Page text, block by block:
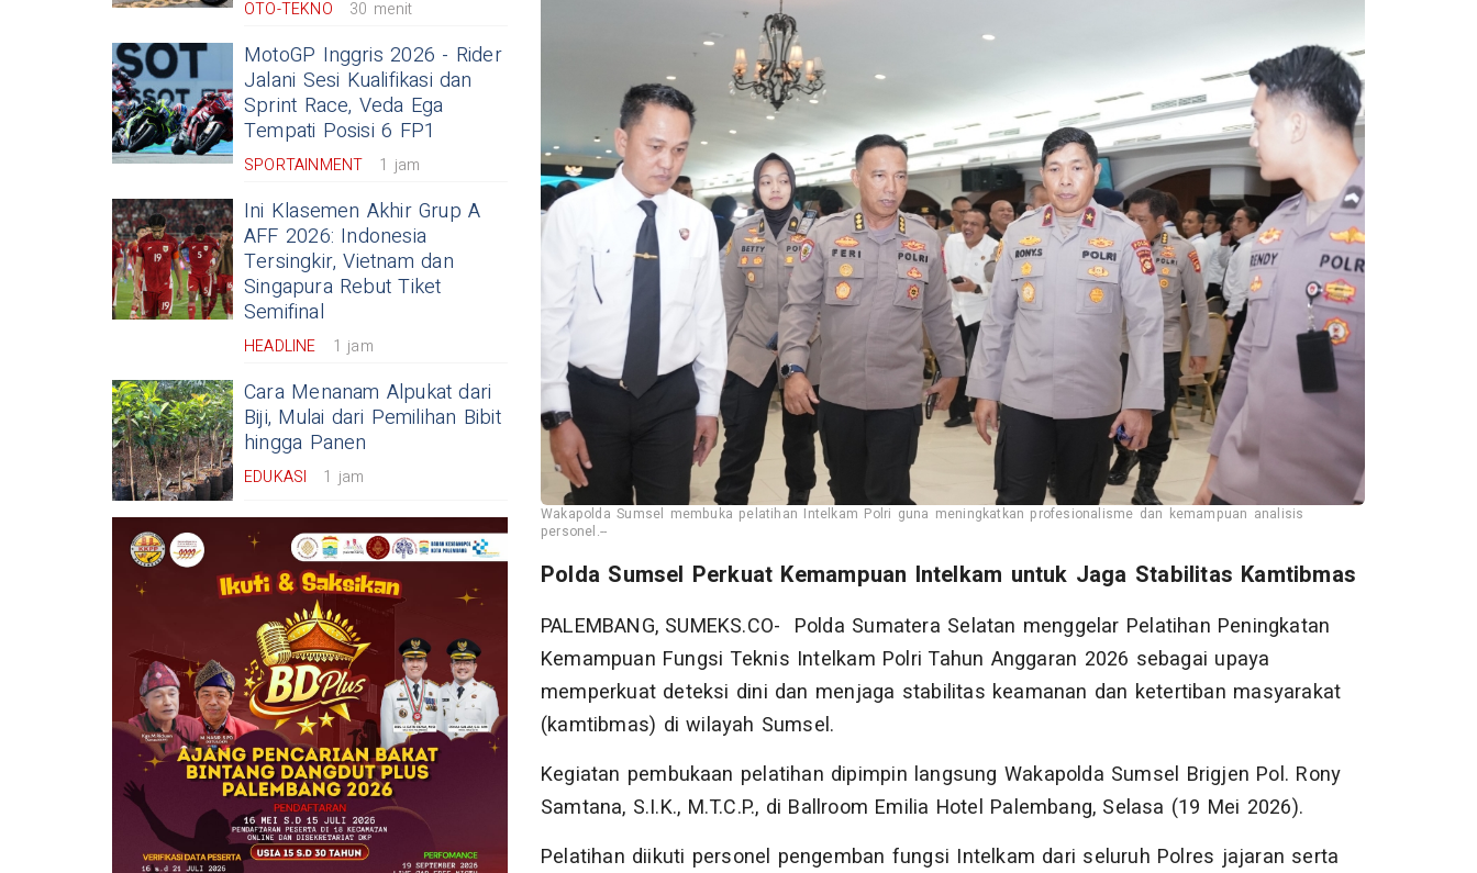
OTO-TEKNO 30 menit
MotoGP Inggris 2026 - Rider
Jalani Sesi Kualifikasi dan
Sprint Race, Veda Ega
Tempati Posisi 6 FP1
SPORTAINMENT 1 jam
Ini Klasemen Akhir Grup A
AFF 2026: Indonesia
Tersingkir, Vietnam dan
Singapura Rebut Tiket
Semifinal
HEADLINE 1 jam
Cara Menanam Alpukat dari
Biji, Mulai dari Pemilihan Bibit
hingga Panen
EDUKASI 1 jam
Wakapolda Sumsel membuka pelatihan Intelkam Polri guna meningkatkan profesionalisme dan kemampuan analisis
personel.--
Polda Sumsel Perkuat Kemampuan Intelkam untuk Jaga Stabilitas Kamtibmas
PALEMBANG, SUMEKS.CO- Polda Sumatera Selatan menggelar Pelatihan Peningkatan
Kemampuan Fungsi Teknis Intelkam Polri Tahun Anggaran 2026 sebagai upaya
memperkuat deteksi dini dan menjaga stabilitas keamanan dan ketertiban masyarakat
(kamtibmas) di wilayah Sumsel.
Kegiatan pembukaan pelatihan dipimpin langsung Wakapolda Sumsel Brigjen Pol. Rony
Samtana, S.I.K., M.T.C.P., di Ballroom Emilia Hotel Palembang, Selasa (19 Mei 2026).
Pelatihan diikuti personel pengemban fungsi Intelkam dari seluruh Polres jajaran serta